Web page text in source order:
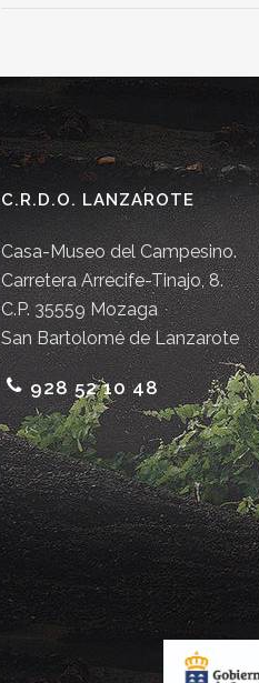
C.R.D.O. LANZAROTE
Casa-Museo del Campesino.
Carretera Arrecife-Tinajo, 8.
C.P. 35559 Mozaga
San Bartolomé de Lanzarote
928 52 10 48